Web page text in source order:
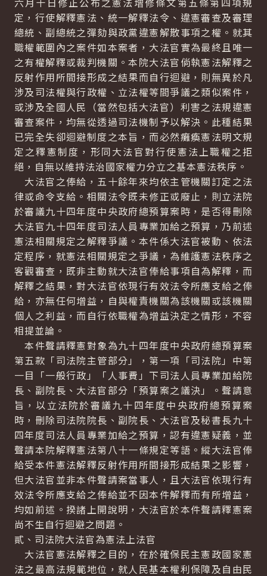
定，行使解釋憲法、統一解釋法令、違憲審查及審理
總統、副總統之彈劾與政黨違憲解散事項之權。就其
職權範圍內之案件如本案者，大法官實為最終且唯一
之有權解釋或裁判機關。本院大法官倘執憲法解釋之
反射作用所間接形成之結果而自行迴避，則無異於凡
涉及司法權與行政權、立法權等間爭議之類似案件，
或涉及全國人民（當然包括大法官）利害之法規違憲
審查案件，均無從透過司法機制予以解決。此種結果
已完全失卻迴避制度之本旨，而必然癱瘓憲法明文規
定之釋憲制度，形同大法官對行使憲法上職權之拒
絕，自無以維持法治國家權力分立之基本憲法秩序。
大法官之俸給，五十餘年來均依主管機關訂定之法
律或命令支給。相關法令既未修正或廢止，則立法院
於審議九十四年度中央政府總預算案時，是否得刪除
大法官九十四年度司法人員專業加給之預算，乃前述
憲法相關規定之解釋爭議。本件係大法官被動、依法
定程序，就憲法相關規定之爭議，為維護憲法秩序之
客觀審查，既非主動就大法官俸給事項自為解釋，而
解釋之結果，對大法官依現行有效法令所應支給之俸
給，亦無任何增益，自與權責機關為該機關或該機關
個人之利益，而自行依職權為增益決定之情形，不容
相提並論。
本件聲請釋憲對象為九十四年度中央政府總預算案
第五款「司法院主管部分」，第一項「司法院」中第
一目「一般行政」「人事費」下司法人員專業加給院
長、副院長、大法官部分「預算案之議決」。聲請意
旨，以立法院於審議九十四年度中央政府總預算案
時，刪除司法院院長、副院長、大法官及秘書長九十
四年度司法人員專業加給之預算，認有違憲疑義，並
聲請本院解釋憲法第八十一條規定等語。縱大法官俸
給受本件憲法解釋反射作用所間接形成結果之影響，
但大法官並非本件聲請案當事人，且大法官依現行有
效法令所應支給之俸給並不因本件解釋而有所增益，
均如前述。揆諸上開說明，大法官於本件聲請釋憲案
尚不生自行迴避之問題。
貳、司法院大法官為憲法上法官
大法官憲法解釋之目的，在於確保民主憲政國家憲
法之最高法規範地位，就人民基本權利保障及自由民